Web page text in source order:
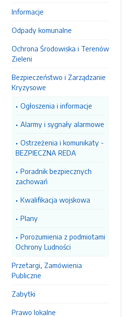
Informacje
Odpady komunalne
Ochrona Środowiska i Terenów
Zieleni
Bezpieczeństwo i Zarządzanie
Kryzysowe
Ogłoszenia i informacje
Alarmy i sygnały alarmowe
Ostrzeżenia i komunikaty -
BEZPIECZNA REDA
Poradnik bezpiecznych
zachowań
Kwalifikacja wojskowa
Plany
Porozumienia z podmiotami
Ochrony Ludności
Przetargi, Zamówienia
Publiczne
Zabytki
Prawo lokalne